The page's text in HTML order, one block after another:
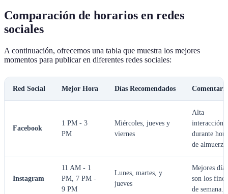
Comparación de horarios en redes
sociales
A continuación, ofrecemos una tabla que muestra los mejores
momentos para publicar en diferentes redes sociales:
Red Social Mejor Hora Días Recomendados
Facebook
1 PM - 3
PM
Miércoles, jueves y
viernes
Alta
interacción
durante
de
Instagram
11 AM - 1
PM, 7 PM -
9 PM
Lunes, martes, y
jueves
Mejores días
son los fines
de semana.